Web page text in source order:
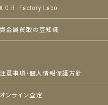
K.G.B. Factory Labo.
貴金属買取の豆知識
注意事項・個人情報保護方針
オンライン査定